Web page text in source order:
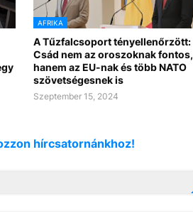
AFRIKA
A Tűzfalcsoport tényellenőrzött:
Csád nem az oroszoknak fontos,
hanem az EU-nak és több NATO
szövetségesnek is
Szeptember 15, 2024
hírcsatornánkhoz!